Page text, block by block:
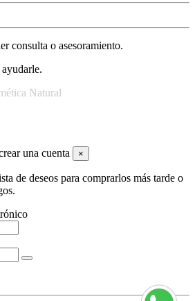
consulta o asesoramiento.
ayudarle.
Natural
una cuenta ×
de deseos para comprarlos más tarde o